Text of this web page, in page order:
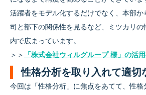
活躍者をモデル化するだけでなく、本部
司と部下の関係性を見るなど、ミツカリ
内で広まっています。
＞＞
「株式会社ウィルグループ 様」の活
性格分析を取り入れて適切
今回は「性格分析」に焦点をあてて、性格